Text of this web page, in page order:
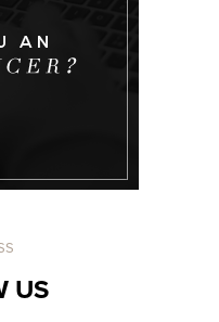
US